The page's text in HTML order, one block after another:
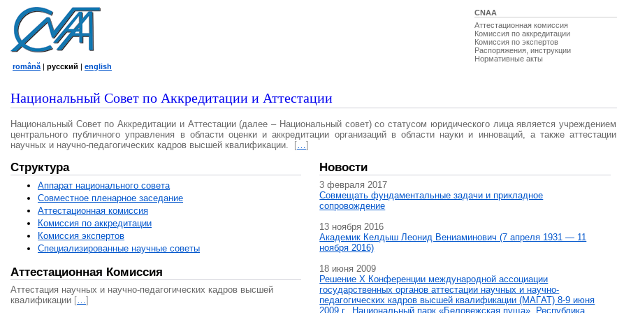
CNAA
Аттестационная комиссия
Комиссия по аккредитации
Комиссия по экспертов
Распоряжения, инструкции
Нормативные акты
română | русский | english
Национальный Совет по Аккредитации и Аттестации
Национальный Совет по Аккредитации и Аттестации (далее – Национальный совет) со статусом юридического лица является учреждением
центрального публичного управления в области оценки и аккредитации организаций в области науки и инноваций, а также аттестации
научных и научно-педагогических кадров высшей квалификации.
[…]
Структура
Аппарат национального совета
Совместное пленарное заседание
Аттестационная комисcия
Комиссия по аккредитации
Комиссия экспертов
Специализированные научные советы
Аттестационная Комиссия
Аттестация научных и научно-педагогических кадров высшей
квалификации […]
Новости
3 февраля 2017
Совмещать фундаментальные задачи и прикладное
сопровождение
13 ноября 2016
Академик Келдыш Леонид Вениаминович (7 апреля 1931 — 11
ноября 2016)
18 июня 2009
Решение X Конференции международной ассоциации
государственных органов аттестации научных и научно-
педагогических кадров высшей квалификации (МАГAT) 8-9 июня
2009 г., Национальный парк «Беловежская пуща», Республика